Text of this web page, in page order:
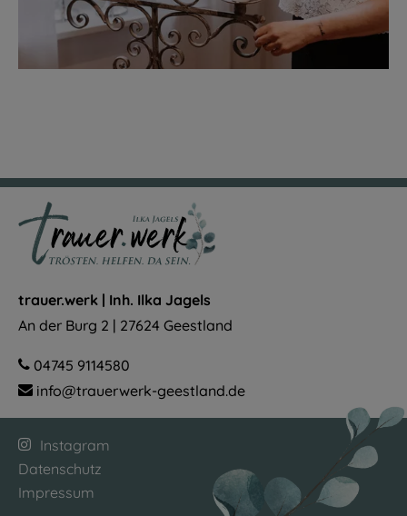
trauer.werk | Inh. Ilka Jagels
An der Burg 2 | 27624 Geestland
04745 9114580
info@trauerwerk-geestland.de
überspringen
Instagram
Datenschutz
Impressum